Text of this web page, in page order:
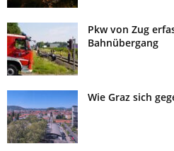
Pkw von Zug
Bahnübergang
Wie Graz sich